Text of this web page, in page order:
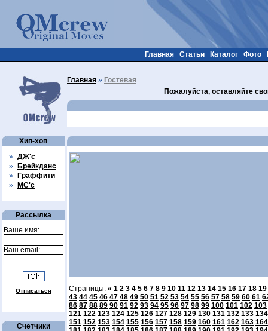
Хип-хоп
» ДЖ'с
»
Брейкданс
»
Граффити
»
МС'с
Рассылка
Ваше имя:
Ваш email:
Отписаться
Счетчики
Главная Статьи Каталог Фото
Главная » Гостевая
Пожалуйста, оставляйте
Страницы: « 1 2 3 4 5 6 7 8 9 10 11 12 13 14 15 16 17 18 19
43 44 45 46 47 48 49 50 51 52 53 54 55 56 57 58 59 60 61
86 87 88 89 90 91 92 93 94 95 96 97 98 99 100 101 102 103
121 122 123 124 125 126 127 128 129 130 131 132 133 134
151 152 153 154 155 156 157 158 159 160 161 162 163 164